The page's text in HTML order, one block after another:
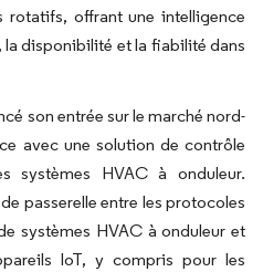
rotatifs, offrant une intelligence
disponibilité et la fiabilité dans
son entrée sur le marché nord-
avec une solution de contrôle
systèmes HVAC à onduleur.
passerelle entre les protocoles
systèmes HVAC à onduleur et
IoT, y compris pour les